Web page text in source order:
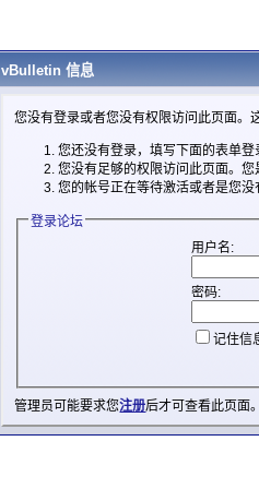
vBulletin 信息
您没有登录或者您没有权限访问此页面。
您还没有登录，填写下面的表单登
您没有足够的权限访问此页面。
您的帐号正在等待激活或者是您没
登录论坛
用户名:
密码:
记住信
管理员可能要求您注册后才可查看此页面。